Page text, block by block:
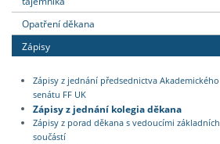
Opatření děkana
Zápisy
Zápisy z jednání předsednictva Akademického
senátu FF UK
Zápisy z jednání kolegia děkana
Zápisy z porad děkana s vedoucími základních
součástí